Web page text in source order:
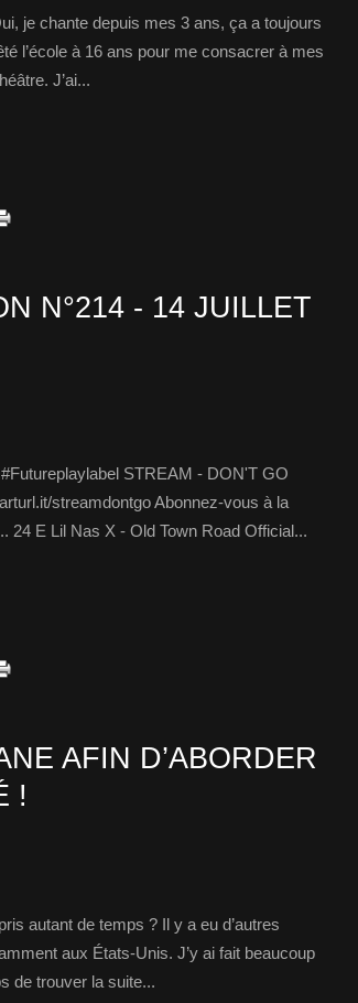
je chante depuis mes 3 ans, ça a toujours
l’école à 16 ans pour me consacrer à mes
J’ai...
N°214 - 14 JUILLET
STREAM - DON'T GO
streamdontgo Abonnez-vous à la
24 E Lil Nas X - Old Town Road Official...
AFIN D’ABORDER
!
autant de temps ? Il y a eu d’autres
aux États-Unis. J’y ai fait beaucoup
de trouver la suite...